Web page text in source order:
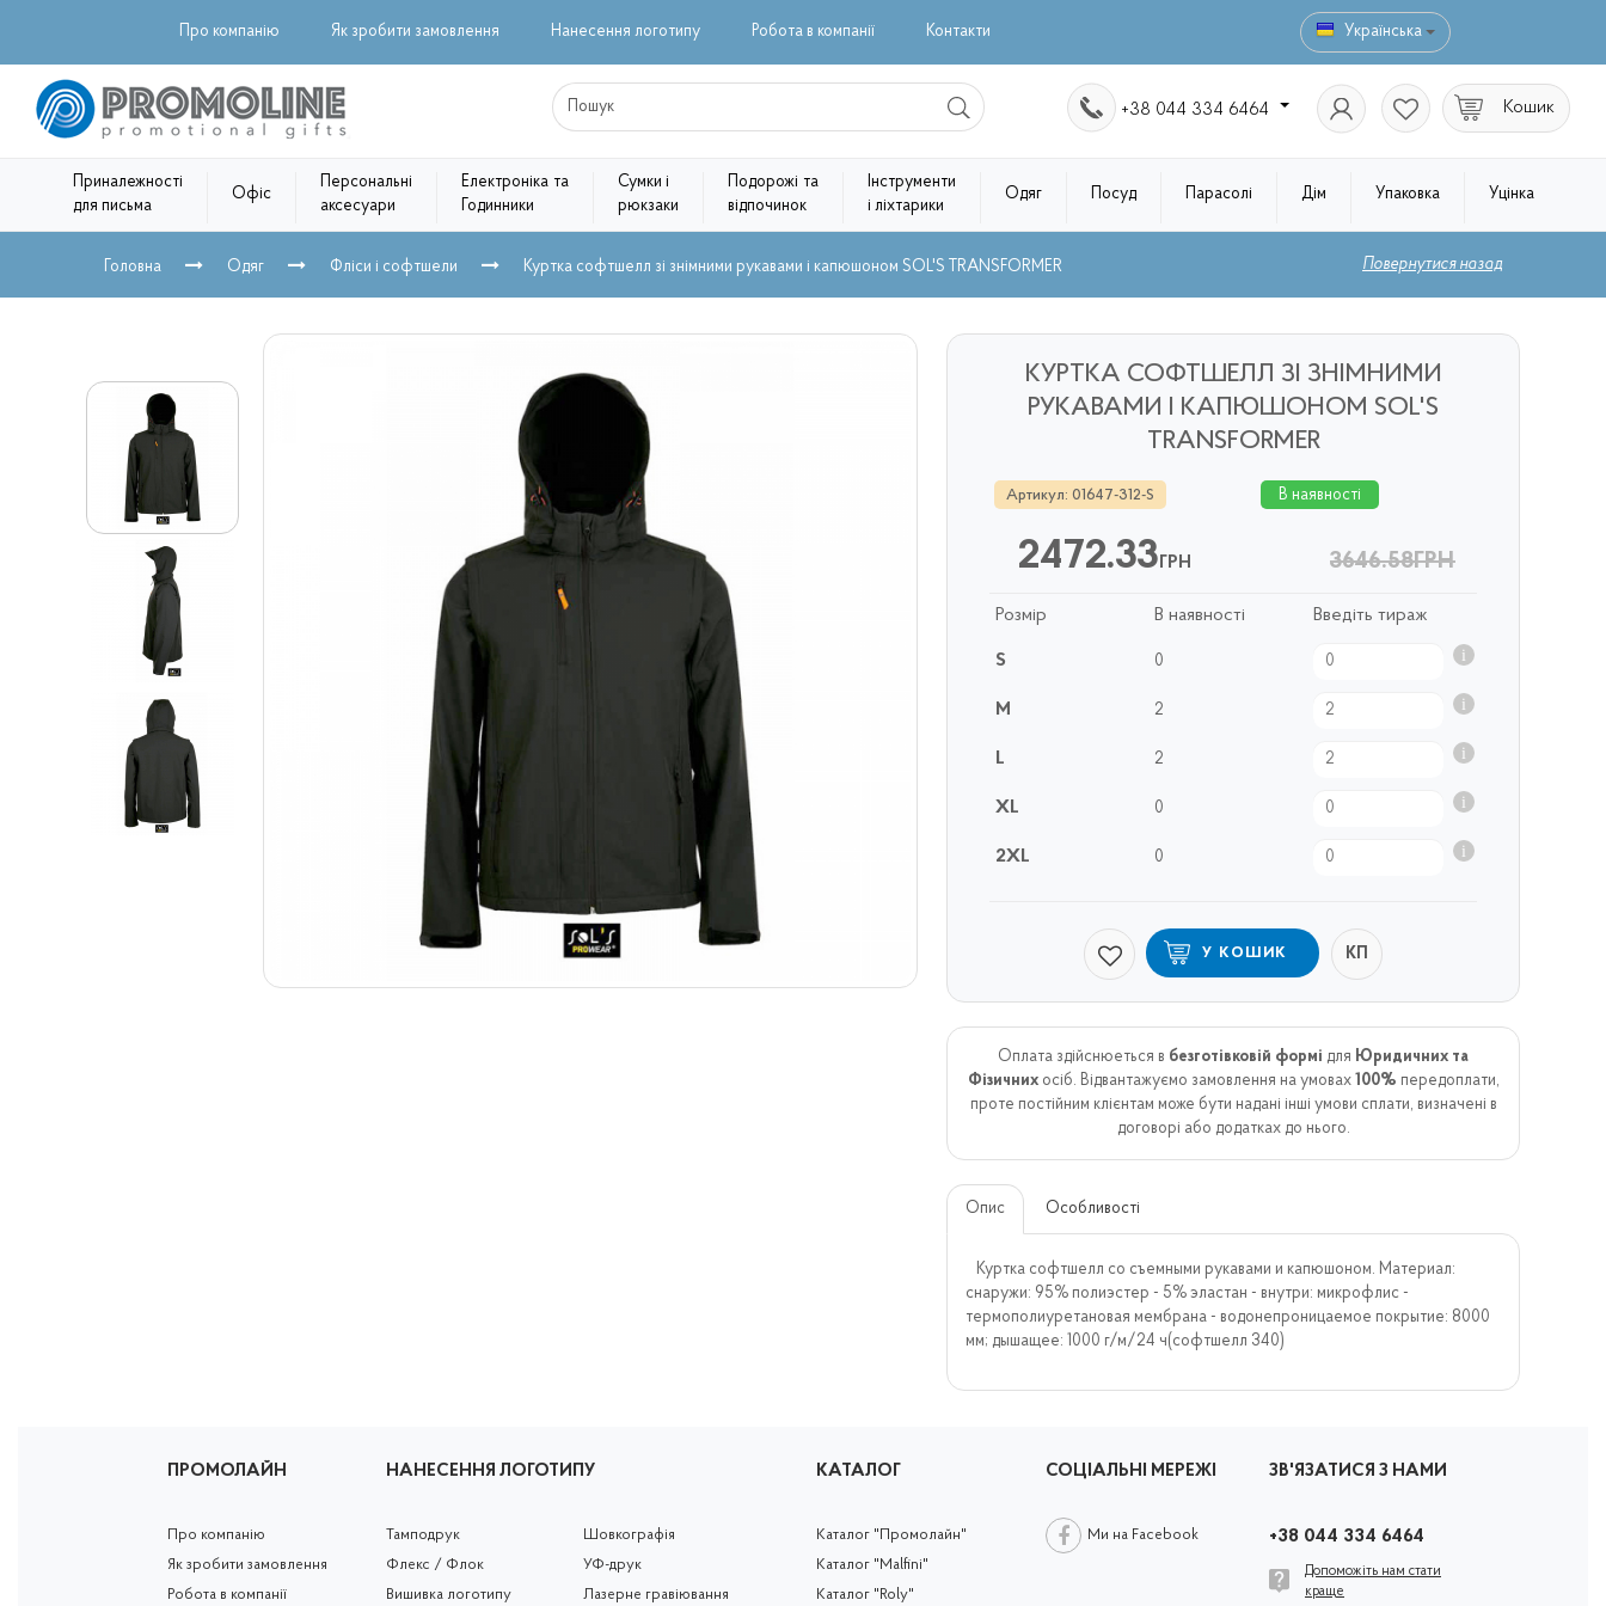
Про компанію Як зробити замовлення Нанесення логотипу Робота в компанії Контакти Українська
Кошик
+38 044 334 6464
Приналежності
для письма
Офіс
Персональні
аксесуари
Електроніка та
Годинники
Сумки і
рюкзаки
Подорожі та
відпочинок
Інструменти
і ліхтарики
Одяг Посуд Парасолі Дім Упаковка Уцінка
Головна Одяг Фліси і софтшели Куртка софтшелл зі знімними рукавами і капюшоном SOL'S TRANSFORMER Повернутися назад
КУРТКА СОФТШЕЛЛ ЗІ ЗНІМНИМИ
РУКАВАМИ І КАПЮШОНОМ SOL'S
TRANSFORMER
Артикул: 01647-312-S В наявності
3646.58ГРН
2472.33ГРН
Розмір В наявності Введіть тираж
S 0
M 2
L 2
XL 0
2XL 0
У КОШИК КП
Оплата здійснюеться в безготівковій формі для Юридичних та
Фізичнихосіб. Відвантажуємо замовлення на умовах 100% передоплати,
проте постійним клієнтам може бути надані інші умови сплати, визначені в
договорі або додатках до нього.
Опис Особливості
Куртка софтшелл со съемными рукавами и капюшоном. Материал:
снаружи: 95% полиэстeр - 5% эластан - внутри: микрофлис -
термополиуретановая мембрана - водонепроницаемое покрытие: 8000
мм; дышащее: 1000 г/м/24 ч(софтшелл 340)
ПРОМОЛАЙН
Про компанію
Як зробити замовлення
Робота в компанії
НАНЕСЕННЯ ЛОГОТИПУ
Тамподрук
Шовкографія
Флекс / Флок
УФ-друк
Вишивка логотипу
Лазерне гравіювання
КАТАЛОГ
Каталог "Промолайн"
Каталог "Malfini"
Каталог "Roly"
СОЦІАЛЬНІ МЕРЕЖІ
Ми на Facebook
ЗВ'ЯЗАТИСЯ З НАМИ
+38 044 334 6464
Допоможіть нам стати
краще